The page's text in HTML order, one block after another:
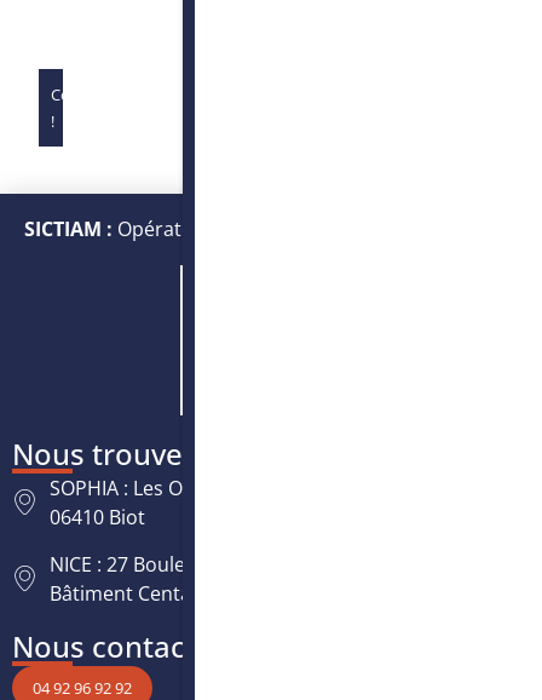
Complet
!
SICTIAM : Opérateur public de services numériques et
Nous trouver
SOPHIA : Les Oréades, 125 rue des Amandiers,
06410 Biot
NICE : 27 Boulevard Paul Montel Nice Leader -
Bâtiment Centaure, 06200 Nice
Nous contacter
04 92 96 92 92